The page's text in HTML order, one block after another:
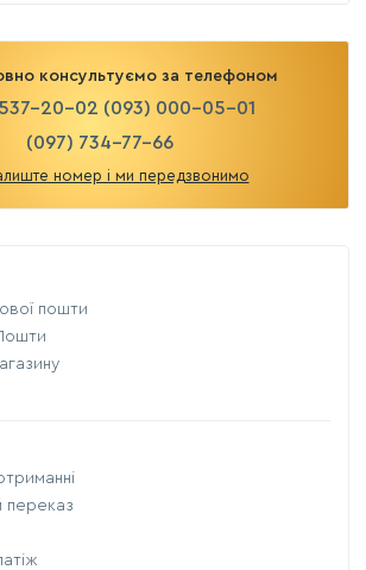
консультуємо за телефоном
20-02 (093) 000-05-01
(097) 734-77-66
номер і ми передзвонимо
пошти
переказ